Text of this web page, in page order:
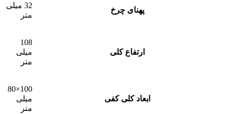
پهنای چرخ
32 میلی
متر
ارتفاع کلی
108
میلی
متر
ابعاد کلی کفی
100×80
میلی
متر